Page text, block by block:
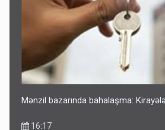
Avtomobil sahiblərinin nəzərinə:
SƏBƏBLƏR
Mənzil bazarında bahalaşma:
16:17